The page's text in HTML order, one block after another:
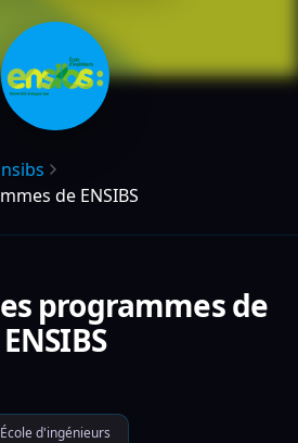
de ENSIBS
programmes de
ENSIBS
École d'ingénieurs